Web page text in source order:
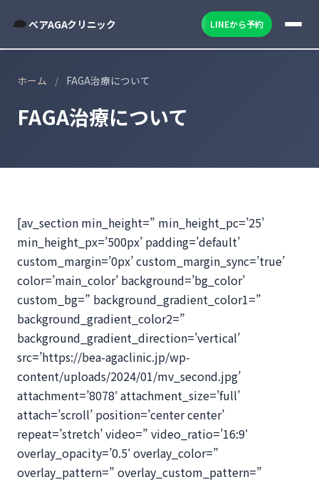
ベアAGAクリニック LINEから予約
ホーム / FAGA治療について
FAGA治療について
[av_section min_height=” min_height_pc=’25’
min_height_px=’500px’ padding=’default’
custom_margin=’0px’ custom_margin_sync=’true’
color=’main_color’ background=’bg_color’
custom_bg=” background_gradient_color1=”
background_gradient_color2=”
background_gradient_direction=’vertical’
src=’https://bea-agaclinic.jp/wp-
content/uploads/2024/01/mv_second.jpg’
attachment=’8078′ attachment_size=’full’
attach=’scroll’ position=’center center’
repeat=’stretch’ video=” video_ratio=’16:9′
overlay_opacity=’0.5′ overlay_color=”
overlay_pattern=” overlay_custom_pattern=”